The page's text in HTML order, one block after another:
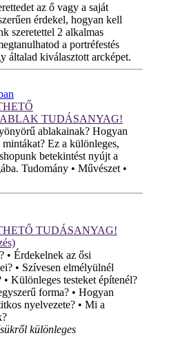
az ő vagy a saját
érdekel, hogyan kell
szeretettel 2 alkalmas
a portréfestés
általad kiválasztott arcképet.
TUDÁSANYAG!
ablakainak? Hogyan
Ez a különleges,
betekintést nyújt a
Tudomány • Művészet •
TUDÁSANYAG!
• Érdekelnek az ősi
• Szívesen elmélyülnél
• Különleges testeket építenél?
forma? • Hogyan
nyelvezete? • Mi a
különleges